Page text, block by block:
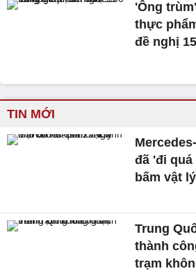
'Ông
thực
đề nghị
TIN MỚI
đã 'đi
bấm vật lý
Trung
thành
trạm